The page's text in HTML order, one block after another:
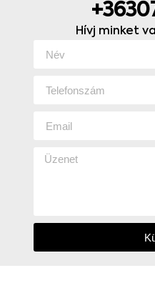
Hívj minket